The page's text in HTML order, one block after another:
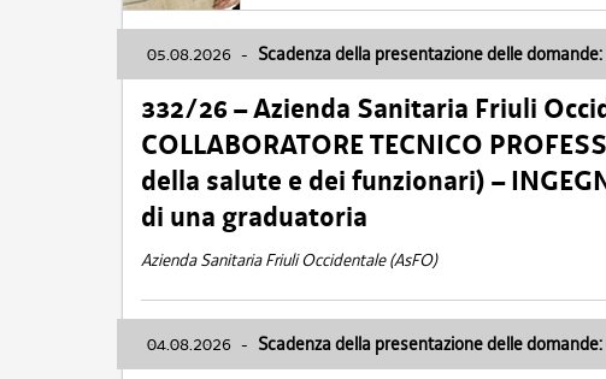
05.08.2026 - Scadenza della presentazione delle
332/26 – Azienda Sanitaria Friuli
COLLABORATORE TECNICO
della salute e dei funzionari) –
di una graduatoria
Azienda Sanitaria Friuli Occidentale (AsFO)
04.08.2026 - Scadenza della presentazione delle